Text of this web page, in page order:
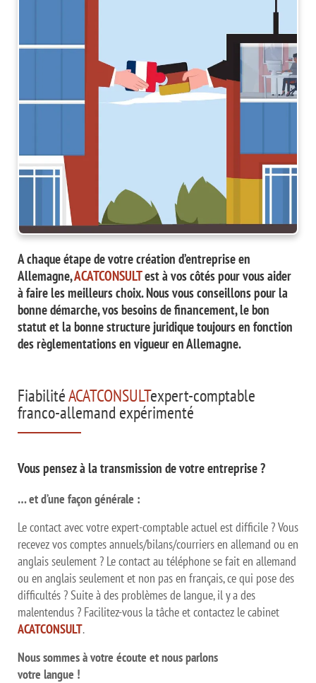
A chaque étape de votre création d’entreprise en
Allemagne,ACATCONSULTest à vos côtés pour vous aider
à faire les meilleurs choix. Nous vous conseillons pour la
bonne démarche, vos besoins de financement, le bon
statut et la bonne structure juridique toujours en fonction
des règlementations en vigueur en Allemagne.
FiabilitéACATCONSULTexpert-comptable
franco-allemand expérimenté
Vous pensez à la transmission de votre entreprise ?
… et d’une façon générale :
Le contact avec votre expert-comptable actuel est difficile ? Vous
recevez vos comptes annuels/bilans/courriers en allemand ou en
anglais seulement ? Le contact au téléphone se fait en allemand
ou en anglais seulement et non pas en français, ce qui pose des
difficultés ? Suite à des problèmes de langue, il y a des
malentendus ? Facilitez-vous la tâche et contactez le cabinet
ACATCONSULT.
Nous sommes à votre écoute et nous parlons
votre langue !